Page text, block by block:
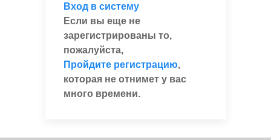
Вход в систему
Если вы еще не
зарегистрированы то,
пожалуйста,
Пройдите регистрацию,
которая не отнимет у вас
много времени.